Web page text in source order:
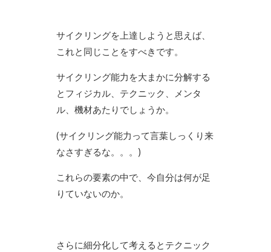
サイクリングを上達しようと思えば、
これと同じことをすべきです。
サイクリング能力を大まかに分解する
とフィジカル、テクニック、メンタ
ル、機材あたりでしょうか。
(サイクリング能力って言葉しっくり来
なさすぎるな。。。)
これらの要素の中で、今自分は何が足
りていないのか。
さらに細分化して考えるとテクニック